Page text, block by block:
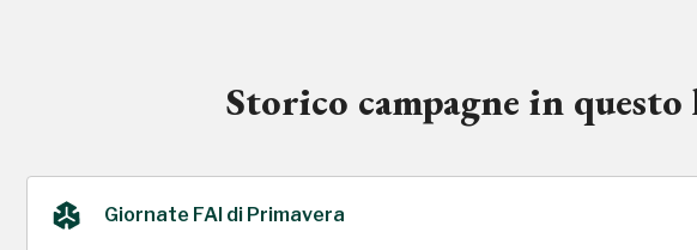
Storico campagne in questo
Giornate FAI di Primavera